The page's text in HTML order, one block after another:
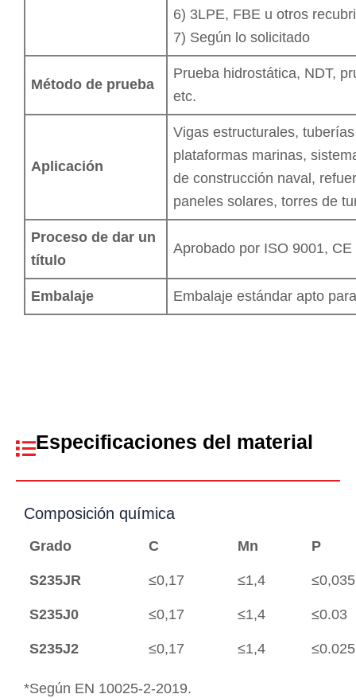
6) 3LPE, FBE u otros
7) Según lo solicitado
Método de prueba
Prueba hidrostática, NDT,
etc.
Aplicación
Vigas estructurales,
plataformas marinas,
de construcción naval,
paneles solares, torres de
Proceso de dar un
título
Aprobado por ISO 9001, CE
Embalaje Embalaje estándar apto
Especificaciones del material
Composición química
Grado C Mn P
S235JR ≤0,17 ≤1,4 ≤0,035
S235J0 ≤0,17 ≤1,4 ≤0.03
S235J2 ≤0,17 ≤1,4 ≤0.025
*Según EN 10025-2-2019.